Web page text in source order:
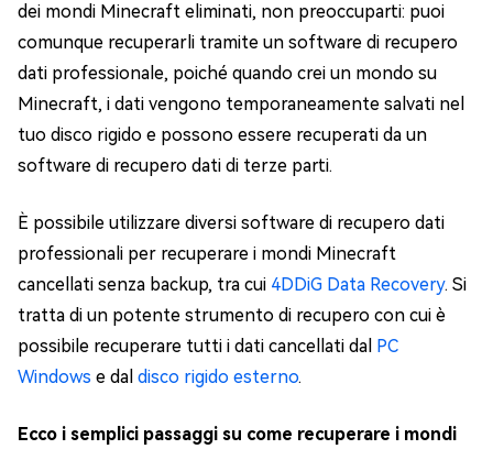
dei mondi Minecraft eliminati, non preoccuparti: puoi
comunque recuperarli tramite un software di recupero
dati professionale, poiché quando crei un mondo su
Minecraft, i dati vengono temporaneamente salvati nel
tuo disco rigido e possono essere recuperati da un
software di recupero dati di terze parti.
È possibile utilizzare diversi software di recupero dati
professionali per recuperare i mondi Minecraft
cancellati senza backup, tra cui 4DDiG Data Recovery. Si
tratta di un potente strumento di recupero con cui è
possibile recuperare tutti i dati cancellati dal PC
Windows e dal disco rigido esterno.
Ecco i semplici passaggi su come recuperare i mondi